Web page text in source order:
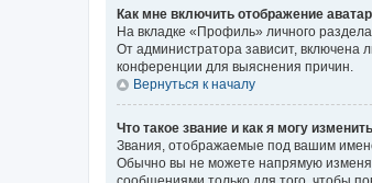
Как мне включить отображение
На вкладке «Профиль» личного
От администратора зависит, включена
конференции для выяснения причин.
Вернуться к началу
Что такое звание и как я могу
Звания, отображаемые под вашим
Обычно вы не можете напрямую